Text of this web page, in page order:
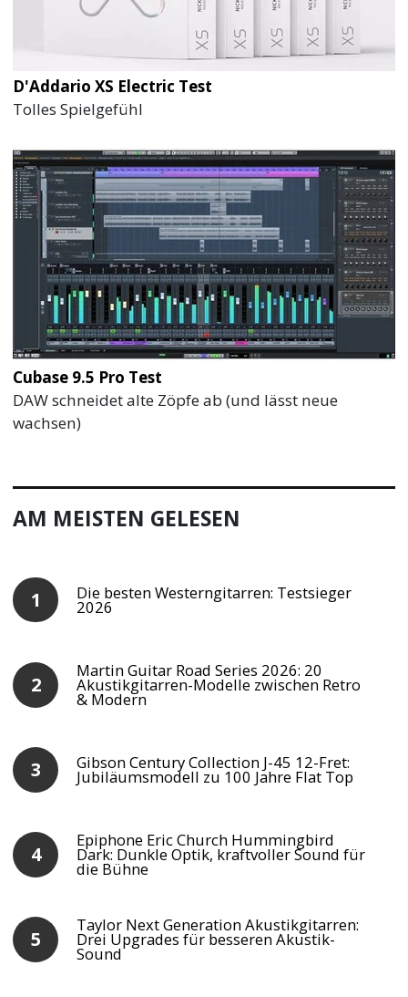
D'Addario XS Electric Test
Tolles Spielgefühl
Cubase 9.5 Pro Test
DAW schneidet alte Zöpfe ab (und lässt neue
wachsen)
AM MEISTEN GELESEN
Die besten Westerngitarren: Testsieger
2026
Martin Guitar Road Series 2026: 20
Akustikgitarren-Modelle zwischen Retro
& Modern
Gibson Century Collection J-45 12-Fret:
Jubiläumsmodell zu 100 Jahre Flat Top
Epiphone Eric Church Hummingbird
Dark: Dunkle Optik, kraftvoller Sound für
die Bühne
Taylor Next Generation Akustikgitarren:
Drei Upgrades für besseren Akustik-
Sound